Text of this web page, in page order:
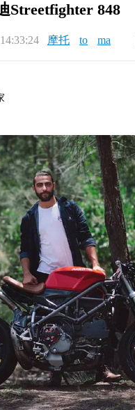
Streetfighter 848
摩托 to ma